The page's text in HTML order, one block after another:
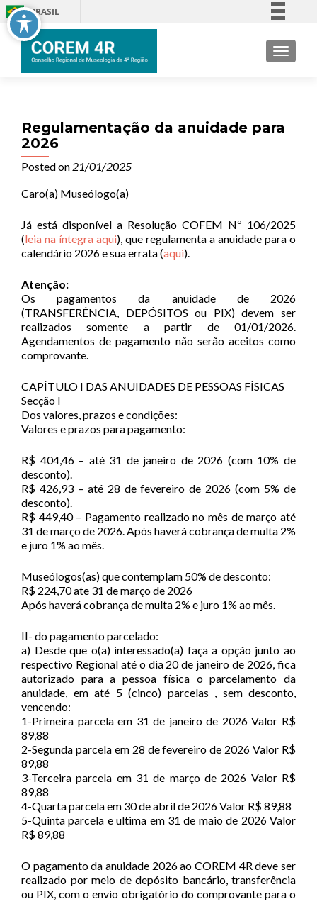
BRASIL
Legislação
Regulamentação da anuidade para
2026
Posted on 21/01/2025
Caro(a) Museólogo(a)
Já está disponível a Resolução COFEM Nº 106/2025
(leia na íntegra aqui), que regulamenta a anuidade para o
calendário 2026 e sua errata (aqui).
Atenção:
Os pagamentos da anuidade de 2026
(TRANSFERÊNCIA, DEPÓSITOS ou PIX) devem ser
realizados somente a partir de 01/01/2026.
Agendamentos de pagamento não serão aceitos como
comprovante.
CAPÍTULO I DAS ANUIDADES DE PESSOAS FÍSICAS
Secção I
Dos valores, prazos e condições:
Valores e prazos para pagamento:
R$ 404,46 – até 31 de janeiro de 2026 (com 10% de
desconto).
R$ 426,93 – até 28 de fevereiro de 2026 (com 5% de
desconto).
R$ 449,40 – Pagamento realizado no mês de março até
31 de março de 2026. Após haverá cobrança de multa 2%
e juro 1% ao mês.
Museólogos(as) que contemplam 50% de desconto:
R$ 224,70 ate 31 de março de 2026
Após haverá cobrança de multa 2% e juro 1% ao mês.
II- do pagamento parcelado:
a) Desde que o(a) interessado(a) faça a opção junto ao
respectivo Regional até o dia 20 de janeiro de 2026, fica
autorizado para a pessoa física o parcelamento da
anuidade, em até 5 (cinco) parcelas , sem desconto,
vencendo:
1-Primeira parcela em 31 de janeiro de 2026 Valor R$
89,88
2-Segunda parcela em 28 de fevereiro de 2026 Valor R$
89,88
3-Terceira parcela em 31 de março de 2026 Valor R$
89,88
4-Quarta parcela em 30 de abril de 2026 Valor R$ 89,88
5-Quinta parcela e ultima em 31 de maio de 2026 Valor
R$ 89,88
O pagamento da anuidade 2026 ao COREM 4R deve ser
realizado por meio de depósito bancário, transferência
ou PIX, com o envio obrigatório do comprovante para o